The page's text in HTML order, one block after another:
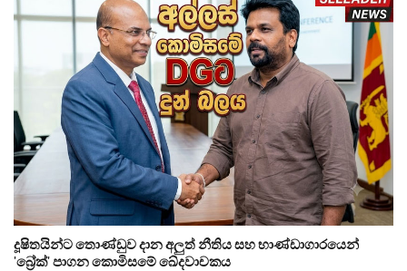
දූෂිතයින්ට තොණ්ඩුව දාන අලුත් නීතිය සහ භාණ්ඩාගාරයෙන්
'බ්‍රේක්' පාගන කොමිසමේ ඛේදවාචකය